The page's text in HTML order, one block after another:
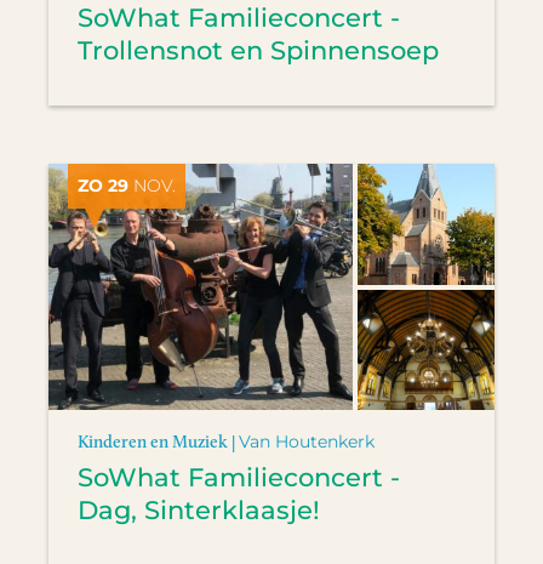
SoWhat Familieconcert -
Trollensnot en Spinnensoep
ZO 29 NOV.
Kinderen en Muziek |Van Houtenkerk
SoWhat Familieconcert -
Dag, Sinterklaasje!